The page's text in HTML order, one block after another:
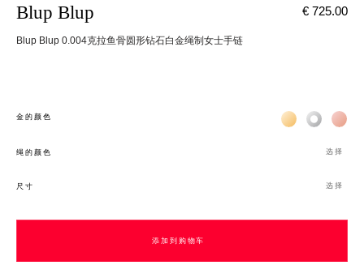
Blup Blup
Blup Blup 0.004克拉鱼骨圆形钻石白金绳制女士手链
€ 725.00
金的颜色 Жёлтое золото
Белое
绳的颜色 选择
尺寸 选择
添加到购物车